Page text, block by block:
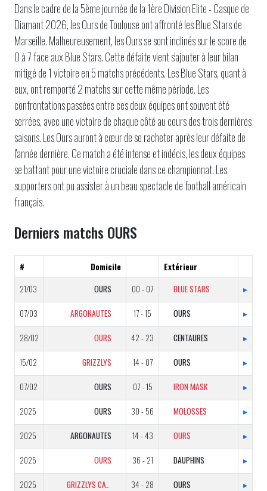
Dans le cadre de la 5ème journée de la 1ère Division Elite - Casque de
Diamant 2026, les Ours de Toulouse ont affronté les Blue Stars de
Marseille. Malheureusement, les Ours se sont inclinés sur le score de
0 à 7 face aux Blue Stars. Cette défaite vient s'ajouter à leur bilan
mitigé de 1 victoire en 5 matchs précédents. Les Blue Stars, quant à
eux, ont remporté 2 matchs sur cette même période. Les
confrontations passées entre ces deux équipes ont souvent été
serrées, avec une victoire de chaque côté au cours des trois dernières
saisons. Les Ours auront à cœur de se racheter après leur défaite de
l'année dernière. Ce match a été intense et indécis, les deux équipes
se battant pour une victoire cruciale dans ce championnat. Les
supporters ont pu assister à un beau spectacle de football américain
français.
Derniers matchs OURS
# Domicile
Extérieur
21/03
OURS 00 - 07 BLUE STARS ▸
07/03 ARGONAUTES 17 - 15 OURS ▸
28/02 OURS 42 - 23 CENTAURES ▸
15/02 GRIZZLYS 14 - 07 OURS ▸
07/02 OURS 07 - 15 IRON MASK ▸
2025 OURS 30 - 56 MOLOSSES ▸
2025 ARGONAUTES 14 - 43 OURS ▸
2025 OURS 36 - 21 DAUPHINS ▸
2025 GRIZZLYS CATALANS 34 - 28 OURS ▸